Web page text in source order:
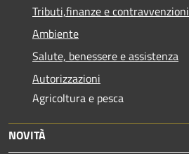
Tributi,finanze e contravvenzioni
Ambiente
Salute, benessere e assistenza
Autorizzazioni
Agricoltura e pesca
NOVITÀ